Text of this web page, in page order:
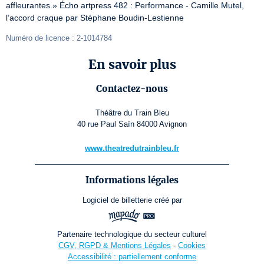
affleurantes.» Écho artpress 482 : Performance - Camille Mutel,
l’accord craque par Stéphane Boudin-Lestienne
Numéro de licence : 2-1014784
En savoir plus
Contactez-nous
Théâtre du Train Bleu
40 rue Paul Saïn 84000 Avignon
www.theatredutrainbleu.fr
Informations légales
Logiciel de billetterie créé par
Partenaire technologique du secteur culturel
CGV, RGPD & Mentions Légales - Cookies
Accessibilité : partiellement conforme